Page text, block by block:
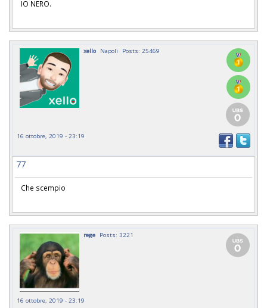
IO NERO.
xello Napoli Posts: 25469
16 ottobre, 2019 - 23:19
77
Che scempio
rege Posts: 3221
16 ottobre, 2019 - 23:19